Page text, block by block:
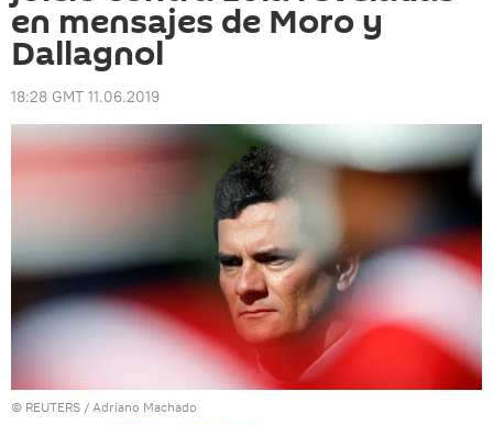
en mensajes de Moro y
Dallagnol
18:28 GMT 11.06.2019
© REUTERS / Adriano Machado